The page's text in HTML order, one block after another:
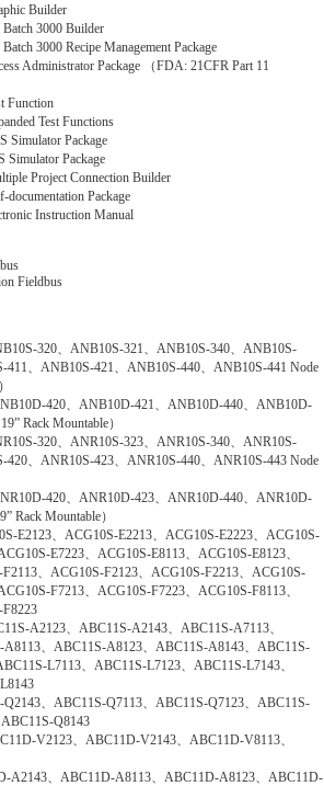
Builder
3000 Builder
3000 Recipe Management Package
Administrator Package （FDA: 21CFR Part 11
Function
Test Functions
Simulator Package
Package
Project Connection Builder
Package
Instruction Manual
Fieldbus
320、ANB10S-321、ANB10S-340、ANB10S-
、ANB10S-421、ANB10S-440、ANB10S-441 Node
420、ANB10D-421、ANB10D-440、ANB10D-
Rack Mountable）
320、ANR10S-323、ANR10S-340、ANR10S-
、ANR10S-423、ANR10S-440、ANR10S-443 Node
420、ANR10D-423、ANR10D-440、ANR10D-
Rack Mountable）
E2123、ACG10S-E2213、ACG10S-E2223、ACG10S-
E7223、ACG10S-E8113、ACG10S-E8123、
、ACG10S-F2123、ACG10S-F2213、ACG10S-
F7213、ACG10S-F7223、ACG10S-F8113、
A2123、ABC11S-A2143、ABC11S-A7113、
、ABC11S-A8123、ABC11S-A8143、ABC11S-
L7113、ABC11S-L7123、ABC11S-L7143、
、ABC11S-Q7113、ABC11S-Q7123、ABC11S-
Q8143
V2123、ABC11D-V2143、ABC11D-V8113、
A2143、ABC11D-A8113、ABC11D-A8123、ABC11D-